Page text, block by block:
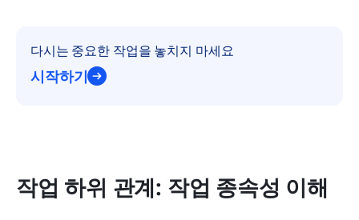
다시는 중요한 작업을 놓치지 마세요
시작하기
작업 하위 관계: 작업 종속성 이해